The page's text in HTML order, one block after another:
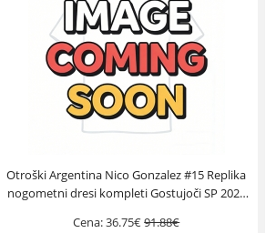
Otroški Argentina Nico Gonzalez #15 Replika
nogometni dresi kompleti Gostujoči SP 2026
Cena:36.75€91.88€